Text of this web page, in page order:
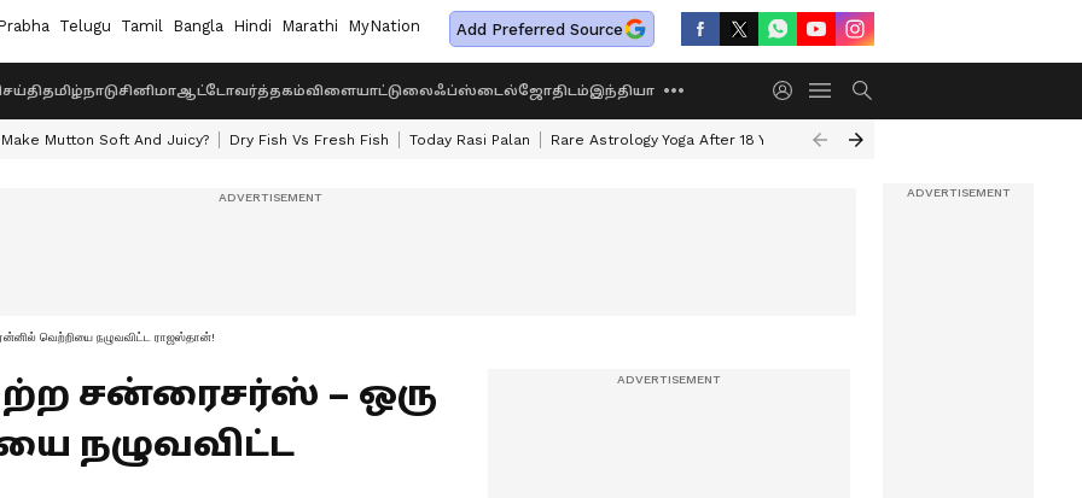
Telugu Tamil Bangla Hindi Marathi MyNation Add Preferred Source
தமிழ்நாடுசினிமாஆட்டோவர்த்தகம்விளையாட்டுலைஃப்ஸ்டைல்ஜோதிடம்இந்தியா
Mutton Soft And Juicy? Dry Fish Vs Fresh Fish Today Rasi Palan Rare Astrology Yoga After 18 Years Dwi Pushkar Yoga 2026
வெற்றியை நழுவவிட்ட ராஜஸ்தான்!
சன்ரைசர்ஸ் – ஒரு
நழுவவிட்ட